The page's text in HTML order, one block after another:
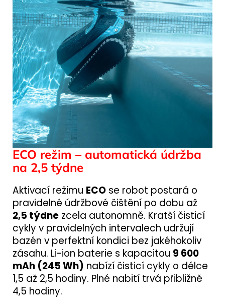
ECO režim – automatická údržba
na 2,5 týdne
Aktivací režimu ECO se robot postará o
pravidelné údržbové čištění po dobu až
2,5 týdne zcela autonomně. Kratší čisticí
cykly v pravidelných intervalech udržují
bazén v perfektní kondici bez jakéhokoliv
zásahu. Li-ion baterie s kapacitou 9 600
mAh (245 Wh) nabízí čisticí cykly o délce
1,5 až 2,5 hodiny. Plné nabití trvá přibližně
4,5 hodiny.